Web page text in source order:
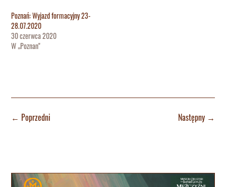
Poznań: Wyjazd formacyjny 23-
28.07.2020
30 czerwca 2020
W „Poznan"
← Poprzedni Następny→